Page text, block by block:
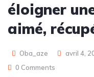
éloigner
aimé,
Oba_aze
avril 4,
0 Comments